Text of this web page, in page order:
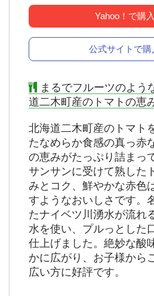
Yahoo！で購
公式サイトで購
まるでフルーツのよう
道二木町産のトマトの恵
北海道二木町産のトマト
たなめらか食感の真っ赤
の恵みがたっぷり詰まっ
サンサンに受けて熟した
みとコク、鮮やかな赤色
すようなおいしさです。
たナイベツ川湧水が流れ
水を使い、プルっとした
仕上げました。絶妙な酸
かに広がり、お子様から
広い方に好評です。